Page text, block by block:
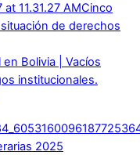
Cinco
de derechos
en Bolivia | Vacíos
institucionales.
2025